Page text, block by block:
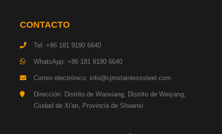
Placa de acero estructural de alta resistencia
Chapa de acero estructural para maquinaria
Placa de acero para tuberías
CONTACTO
Tel: +86 181 9190 6640
WhatsApp: +86 181 9190 6640
Correo electrónico: info@cjmstainlesssteel.com
Dirección: Distrito de Wanxiang, Distrito de Weiyang,
Ciudad de Xi'an, Provincia de Shaanxi